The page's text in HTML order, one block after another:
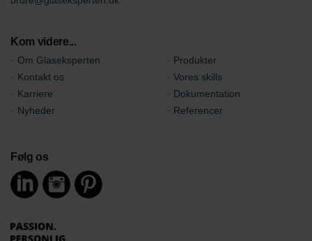
Kom videre...
Om Glaseksperten
Produkter
Kontakt os
Vores skills
Karriere
Dokumentation
Nyheder
Referencer
Følg os